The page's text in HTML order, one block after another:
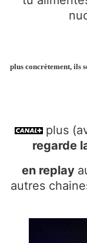
plus concrètement, ils
plus
regarde
en replay
autres